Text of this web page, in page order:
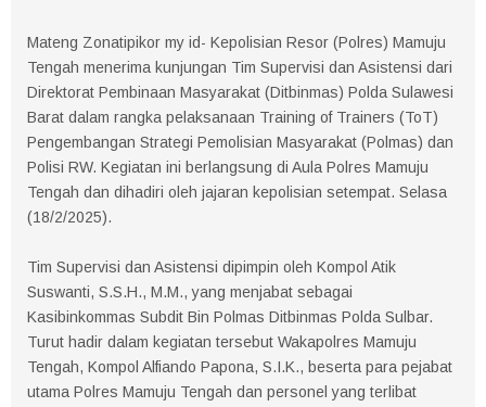
Mateng Zonatipikor my id- Kepolisian Resor (Polres) Mamuju
Tengah menerima kunjungan Tim Supervisi dan Asistensi dari
Direktorat Pembinaan Masyarakat (Ditbinmas) Polda Sulawesi
Barat dalam rangka pelaksanaan Training of Trainers (ToT)
Pengembangan Strategi Pemolisian Masyarakat (Polmas) dan
Polisi RW. Kegiatan ini berlangsung di Aula Polres Mamuju
Tengah dan dihadiri oleh jajaran kepolisian setempat. Selasa
(18/2/2025).
Tim Supervisi dan Asistensi dipimpin oleh Kompol Atik
Suswanti, S.S.H., M.M., yang menjabat sebagai
Kasibinkommas Subdit Bin Polmas Ditbinmas Polda Sulbar.
Turut hadir dalam kegiatan tersebut Wakapolres Mamuju
Tengah, Kompol Alfiando Papona, S.I.K., beserta para pejabat
utama Polres Mamuju Tengah dan personel yang terlibat